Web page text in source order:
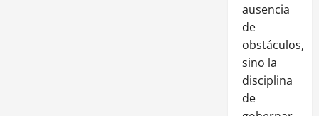
ausencia
de
obstáculos,
sino la
disciplina
de